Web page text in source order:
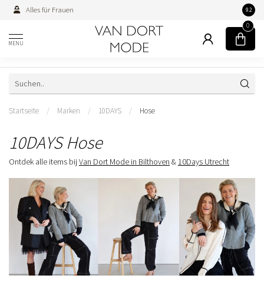
Alles für Frauen 9.2
MENU
0
Startseite / Marken / 10DAYS / Hose
10DAYS Hose
Ontdek alle items bij Van Dort Mode in Bilthoven & 10Days Utrecht